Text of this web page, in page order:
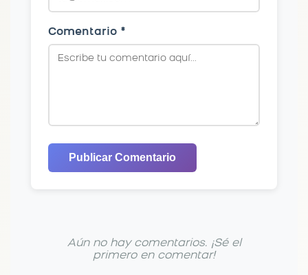
Comentario *
Publicar Comentario
Aún no hay comentarios. ¡Sé el
primero en comentar!